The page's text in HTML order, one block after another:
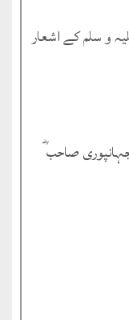
و سلم کے اشعار
صاحب